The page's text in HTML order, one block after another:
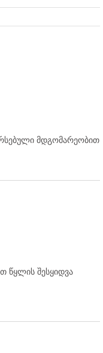
მდგომარეობით
წყლის შესყიდვა